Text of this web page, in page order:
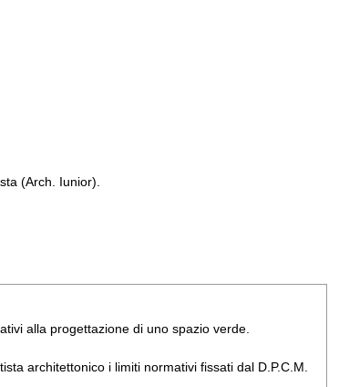
(Arch. Iunior).
alla progettazione di uno spazio verde.
architettonico i limiti normativi fissati dal D.P.C.M.